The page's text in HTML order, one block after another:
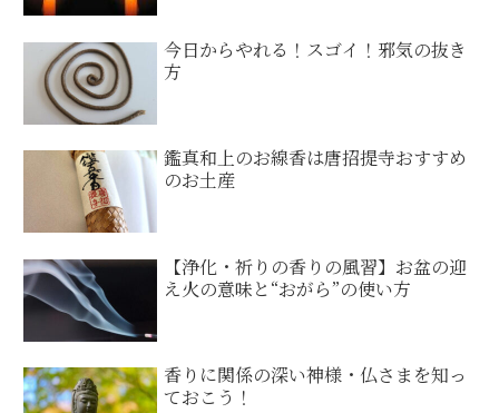
今日からやれる！スゴイ！邪気の抜き
方
鑑真和上のお線香は唐招提寺おすすめ
のお土産
【浄化・祈りの香りの風習】お盆の迎
え火の意味と“おがら”の使い方
香りに関係の深い神様・仏さまを知っ
ておこう！